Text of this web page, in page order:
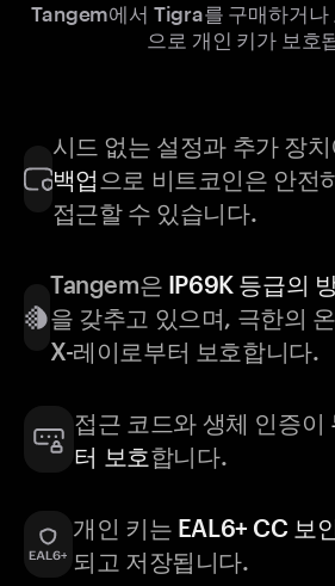
Tangem에서 Tigra를 구매하거나
으로 개인 키가 보호
시드 없는 설정과 추가 장
백업 으로 비트코인은 안전
접근할 수 있습니다.
Tangem은 IP69K 등급의
을 갖추고 있으며, 극한의
X-레이로부터 보호합니다.
접근 코드와 생체 인증이
터 보호합니다.
개인 키는 EAL6+ CC 보
되고 저장됩니다.